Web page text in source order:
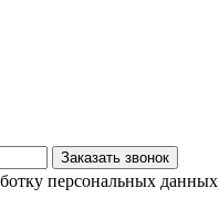
персональных данных